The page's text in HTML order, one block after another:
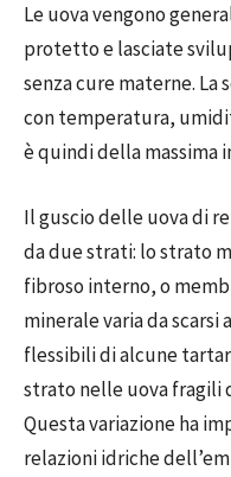
Le uova vengono
protetto e lasciate
senza cure materne.
con temperatura,
è quindi della massima
Il guscio delle uova di
da due strati: lo strato
fibroso interno, o
minerale varia da
flessibili di alcune
strato nelle uova fragili
Questa variazione ha
relazioni idriche